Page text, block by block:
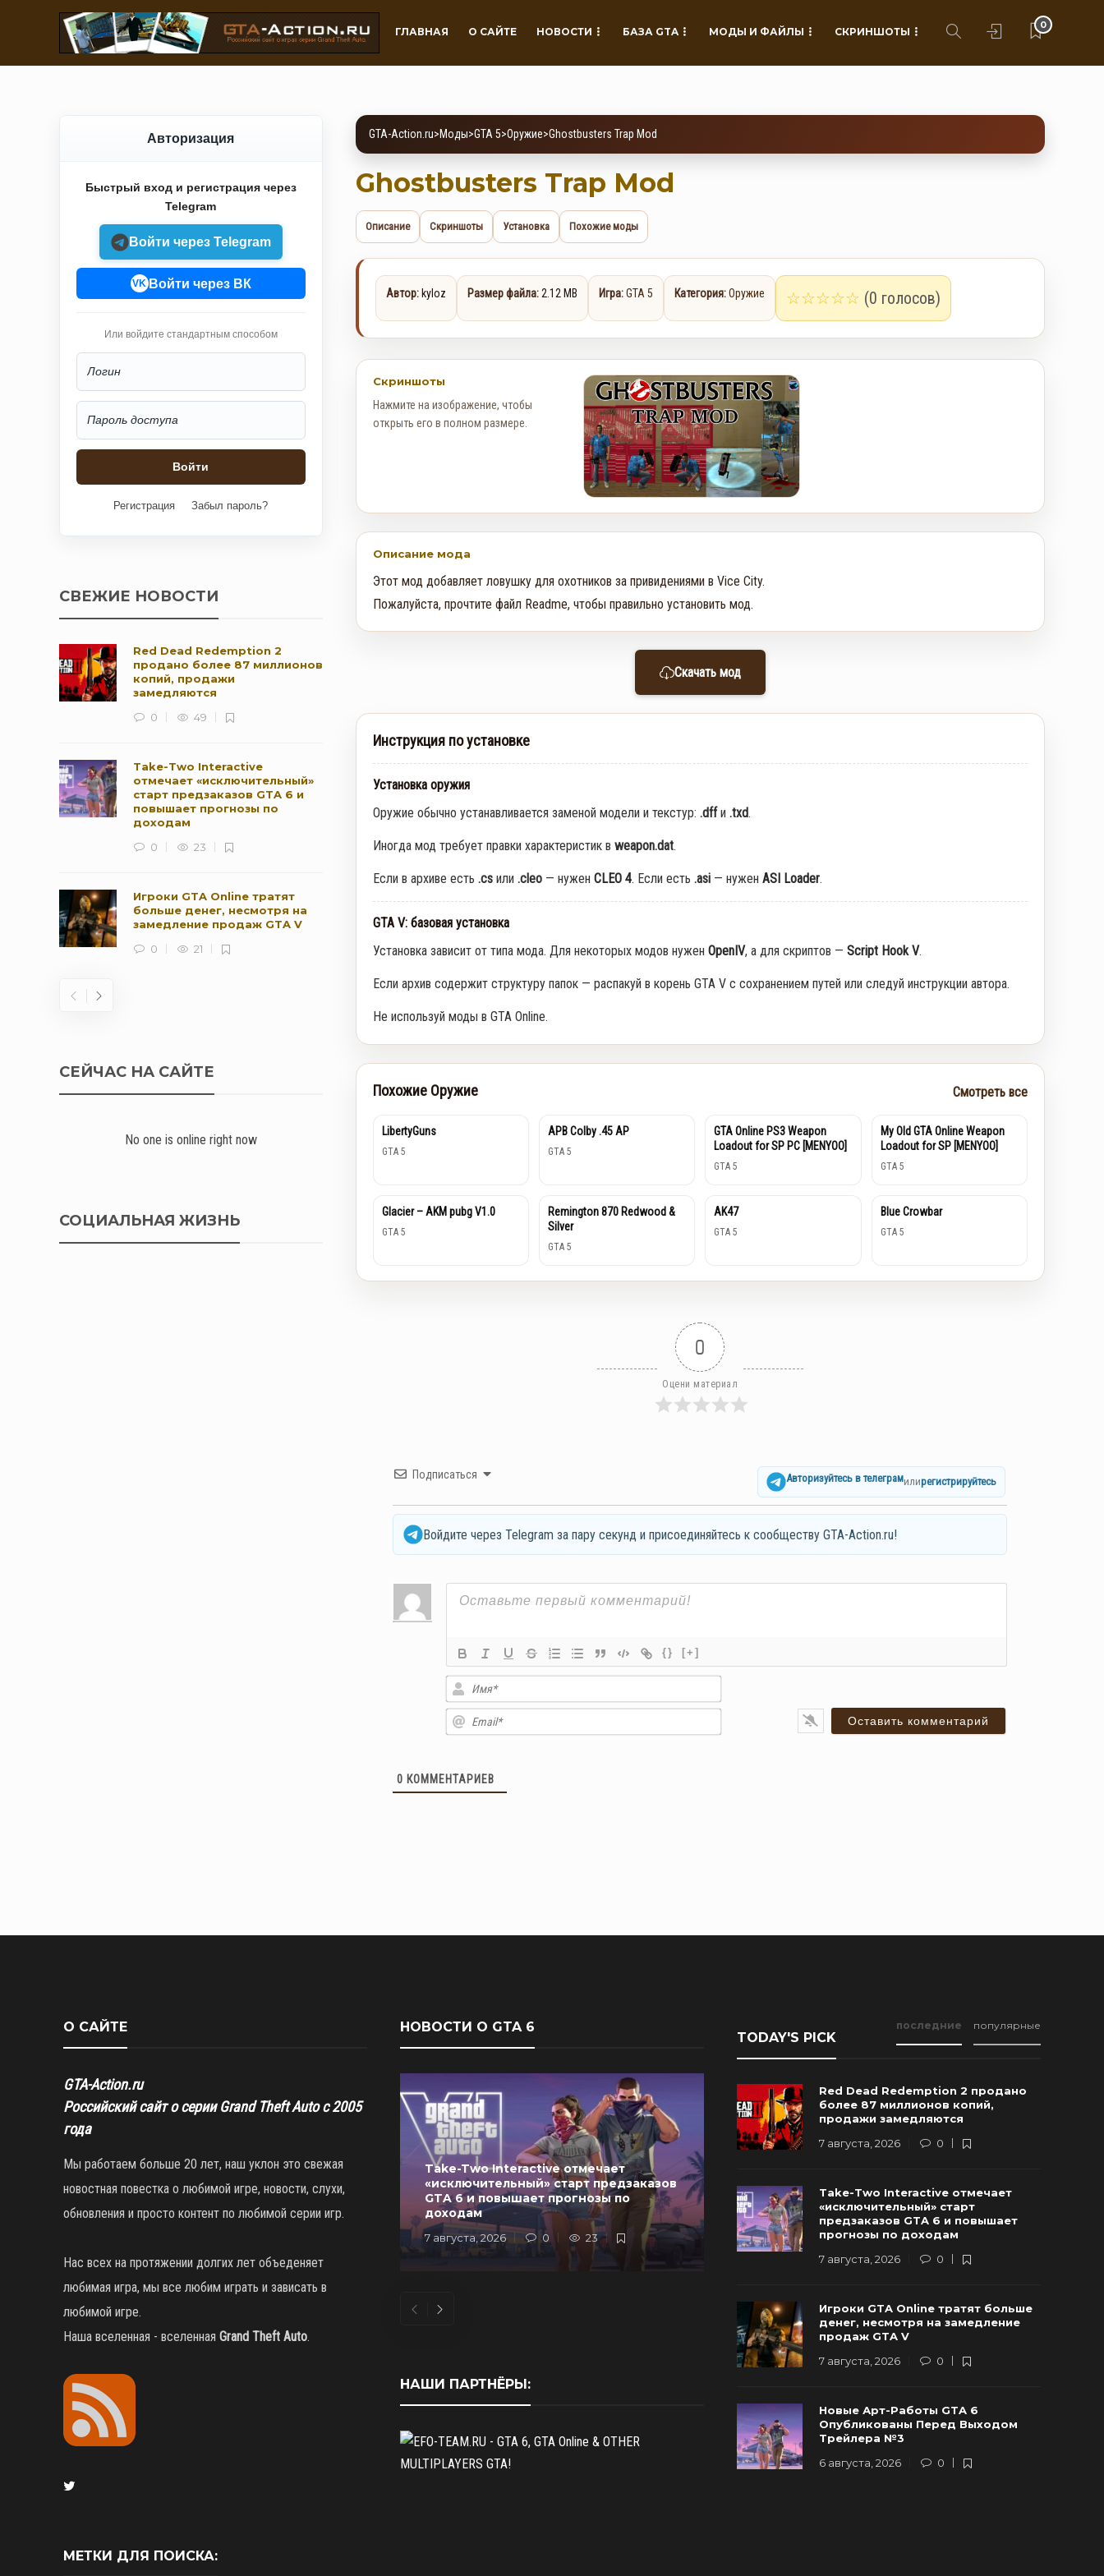
ГЛАВНАЯ О САЙТЕ НОВОСТИ БАЗА GTA МОДЫ И ФАЙЛЫ СКРИНШОТЫ
0
Авторизация
Быстрый вход и регистрация через
Telegram
Войти через Telegram
VK Войти через ВК
Или войдите стандартным способом
Регистрация Забыл пароль?
СВЕЖИЕ НОВОСТИ
Red Dead Redemption 2
продано более 87 миллионов
копий, продажи
замедляются
0
49
Take-Two Interactive
отмечает «исключительный»
старт предзаказов GTA 6 и
повышает прогнозы по
доходам
0
23
Игроки GTA Online тратят
больше денег, несмотря на
замедление продаж GTA V
0
21
Rockstar и Netflix представят
новый трейлер геймплея GTA
6 первыми
Недельное событие GTA
12 августа)
СЕЙЧАС НА САЙТЕ
No one is online right now
СОЦИАЛЬНАЯ ЖИЗНЬ
GTA-Action.ru>Моды>GTA 5>Оружие>Ghostbusters Trap Mod
Ghostbusters Trap Mod
Описание Скриншоты Установка Похожие моды
Автор:kyloz Размер файла:2.12 MB Игра:GTA 5 Категория:Оружие ☆☆☆☆☆ (0 голосов)
Скриншоты
Нажмите на изображение, чтобы
открыть его в полном размере.
Описание мода
Этот мод добавляет ловушку для охотников за привидениями в Vice City.
Пожалуйста, прочтите файл Readme, чтобы правильно установить мод.
Скачать мод
Инструкция по установке
Установка оружия
Оружие обычно устанавливается заменой модели и текстур: .dffи .txd.
Иногда мод требует правки характеристик в weapon.dat.
Если в архиве есть .csили .cleo— нужен CLEO 4. Если есть .asi— нужен ASI Loader.
GTA V: базовая установка
Установка зависит от типа мода. Для некоторых модов нужен OpenIV, а для скриптов — Script Hook V.
Если архив содержит структуру папок — распакуй в корень GTA V с сохранением путей или следуй инструкции автора.
Не используй моды в GTA Online.
Похожие Оружие Смотреть все
LibertyGuns
GTA 5
APB Colby .45 AP
GTA 5
GTA Online PS3 Weapon
Loadout for SP PC [MENYOO]
GTA 5
My Old GTA Online Weapon
Loadout for SP [MENYOO]
GTA 5
Glacier – AKM pubg V1.0
GTA 5
Remington 870 Redwood &
Silver
GTA 5
AK47
GTA 5
Blue Crowbar
GTA 5
0
Оцени материал
Подписаться Авторизуйтесь в телеграмилирегистрируйтесь
Войдите через Telegram за пару секунд и присоединяйтесь к сообществу GTA-Action.ru!
{} [+]
0 КОММЕНТАРИЕВ
О САЙТЕ
GTA-Action.ru
Российский сайт о серии Grand Theft Auto с 2005
года
Мы работаем больше 20 лет, наш уклон это свежая
новостная повестка о любимой игре, новости, слухи,
обновления и просто контент по любимой серии игр.
Нас всех на протяжении долгих лет объеденяет
любимая игра, мы все любим играть и зависать в
любимой игре.
Наша вселенная - вселенная Grand Theft Auto.
МЕТКИ ДЛЯ ПОИСКА:
НОВОСТИ О GTA 6
Take-Two Interactive отмечает
«исключительный» старт предзаказов
GTA 6 и повышает прогнозы по
доходам
7 августа, 2026 0 23
Новые Арт-Работы GTA 6
Опубликованы Перед Выходом
Трейлера №3
6 августа, 2026 0 90
НАШИ ПАРТНЁРЫ:
TODAY'S PICK
последние популярные
Red Dead Redemption 2 продано
более 87 миллионов копий,
продажи замедляются
7 августа, 2026
0
Take-Two Interactive отмечает
«исключительный» старт
предзаказов GTA 6 и повышает
прогнозы по доходам
7 августа, 2026
0
Игроки GTA Online тратят больше
денег, несмотря на замедление
продаж GTA V
7 августа, 2026
0
Новые Арт-Работы GTA 6
Опубликованы Перед Выходом
Трейлера №3
6 августа, 2026
0